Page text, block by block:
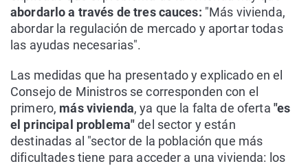
abordarlo a través de tres cauces: "Más vivienda,
abordar la regulación de mercado y aportar todas
las ayudas necesarias".
Las medidas que ha presentado y explicado en el
Consejo de Ministros se corresponden con el
primero, más vivienda, ya que la falta de oferta "es
el principal problema"del sector y están
destinadas al "sector de la población que más
dificultades tiene para acceder a una vivienda: los